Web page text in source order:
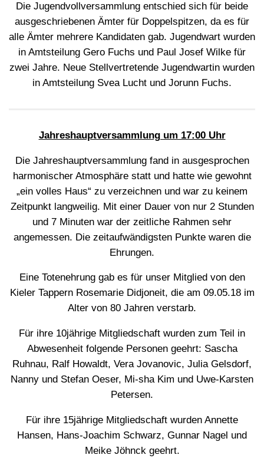
Die Jugendvollversammlung entschied sich für beide
ausgeschriebenen Ämter für Doppelspitzen, da es für
alle Ämter mehrere Kandidaten gab. Jugendwart wurden
in Amtsteilung Gero Fuchs und Paul Josef Wilke für
zwei Jahre. Neue Stellvertretende Jugendwartin wurden
in Amtsteilung Svea Lucht und Jorunn Fuchs.
Jahreshauptversammlung um 17:00 Uhr
Die Jahreshauptversammlung fand in ausgesprochen
harmonischer Atmosphäre statt und hatte wie gewohnt
„ein volles Haus“ zu verzeichnen und war zu keinem
Zeitpunkt langweilig. Mit einer Dauer von nur 2 Stunden
und 7 Minuten war der zeitliche Rahmen sehr
angemessen. Die zeitaufwändigsten Punkte waren die
Ehrungen.
Eine Totenehrung gab es für unser Mitglied von den
Kieler Tappern Rosemarie Didjoneit, die am 09.05.18 im
Alter von 80 Jahren verstarb.
Für ihre 10jährige Mitgliedschaft wurden zum Teil in
Abwesenheit folgende Personen geehrt: Sascha
Ruhnau, Ralf Howaldt, Vera Jovanovic, Julia Gelsdorf,
Nanny und Stefan Oeser, Mi-sha Kim und Uwe-Karsten
Petersen.
Für ihre 15jährige Mitgliedschaft wurden Annette
Hansen, Hans-Joachim Schwarz, Gunnar Nagel und
Meike Jöhnck geehrt.